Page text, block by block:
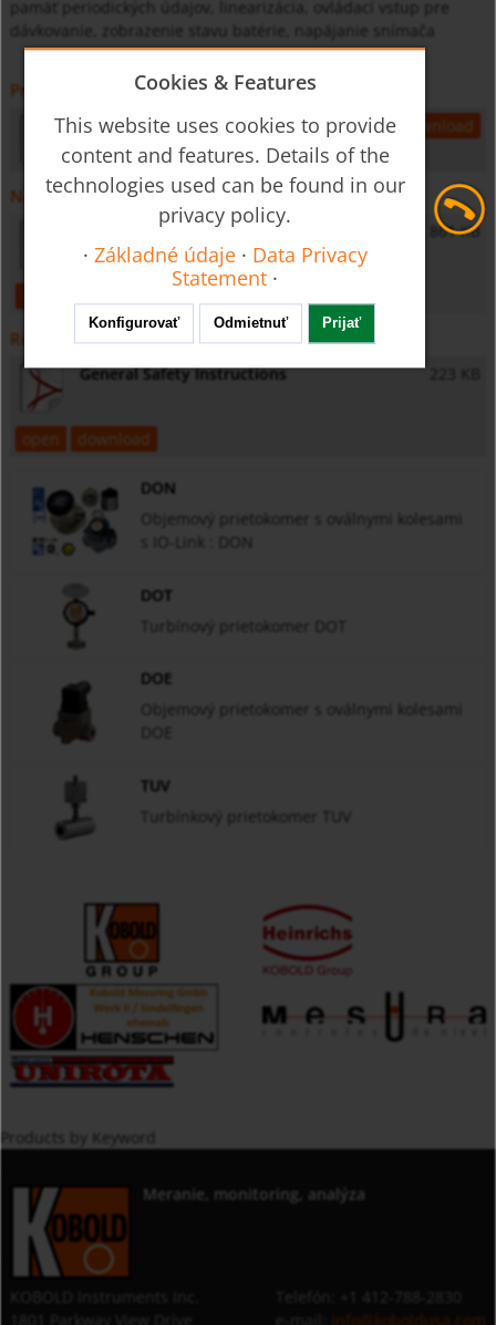
pamäť periodických údajov, linearizácia, ovládací vstup pre
dávkovanie, zobrazenie stavu batérie, napájanie snímača
Prospekt
zoe-gb-accessories 1,5 MB open download
Návod na obsluhu
ZOE - Operating Instructions 861 KB
Rôzne
General Safety Instructions 223 KB
open download
DON
Objemový prietokomer s oválnymi kolesami
s IO-Link : DON
DOT
Turbínový prietokomer DOT
DOE
Objemový prietokomer s oválnymi kolesami
TUV
Turbínkový prietokomer TUV
Products by Keyword
Meranie, monitoring, analýza
info@koboldusa.com
Cookies & Features
This website uses cookies to provide
content and features. Details of the
technologies used can be found in our
privacy policy.
· Základné údaje · Data Privacy
Statement ·
Konfigurovať Odmietnuť Prijať